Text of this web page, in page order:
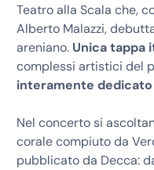
Teatro alla Scala che,
Alberto Malazzi,
areniano. Unica tappa
complessi artistici del
interamente dedicato
Nel concerto si
corale compiuto da
pubblicato da Decca: